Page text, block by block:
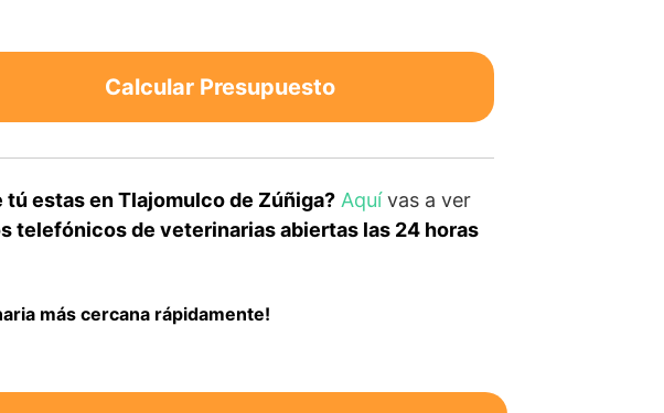
Calcular Presupuesto
estas en Tlajomulco de Zúñiga? Aquívas a ver
telefónicos de veterinarias abiertas las 24 horas
más cercana rápidamente!